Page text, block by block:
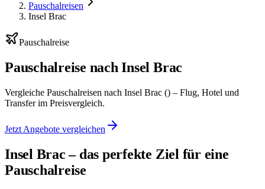
Pauschalreisen
Insel Brac
Pauschalreise
Pauschalreise nach Insel Brac
Vergleiche Pauschalreisen nach Insel Brac () – Flug, Hotel und
Transfer im Preisvergleich.
Jetzt Angebote vergleichen
Insel Brac – das perfekte Ziel für eine
Pauschalreise